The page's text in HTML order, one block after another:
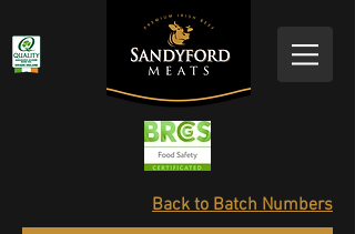
Back to Batch Numbers